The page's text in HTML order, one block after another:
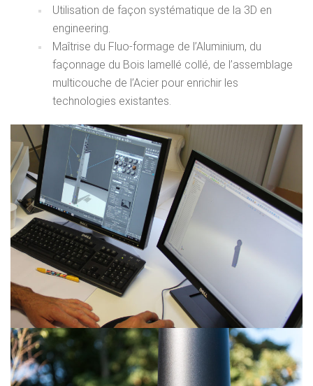
Utilisation de façon systématique de la 3D en
engineering.
Maîtrise du Fluo-formage de l’Aluminium, du
façonnage du Bois lamellé collé, de l’assemblage
multicouche de l’Acier pour enrichir les
technologies existantes.